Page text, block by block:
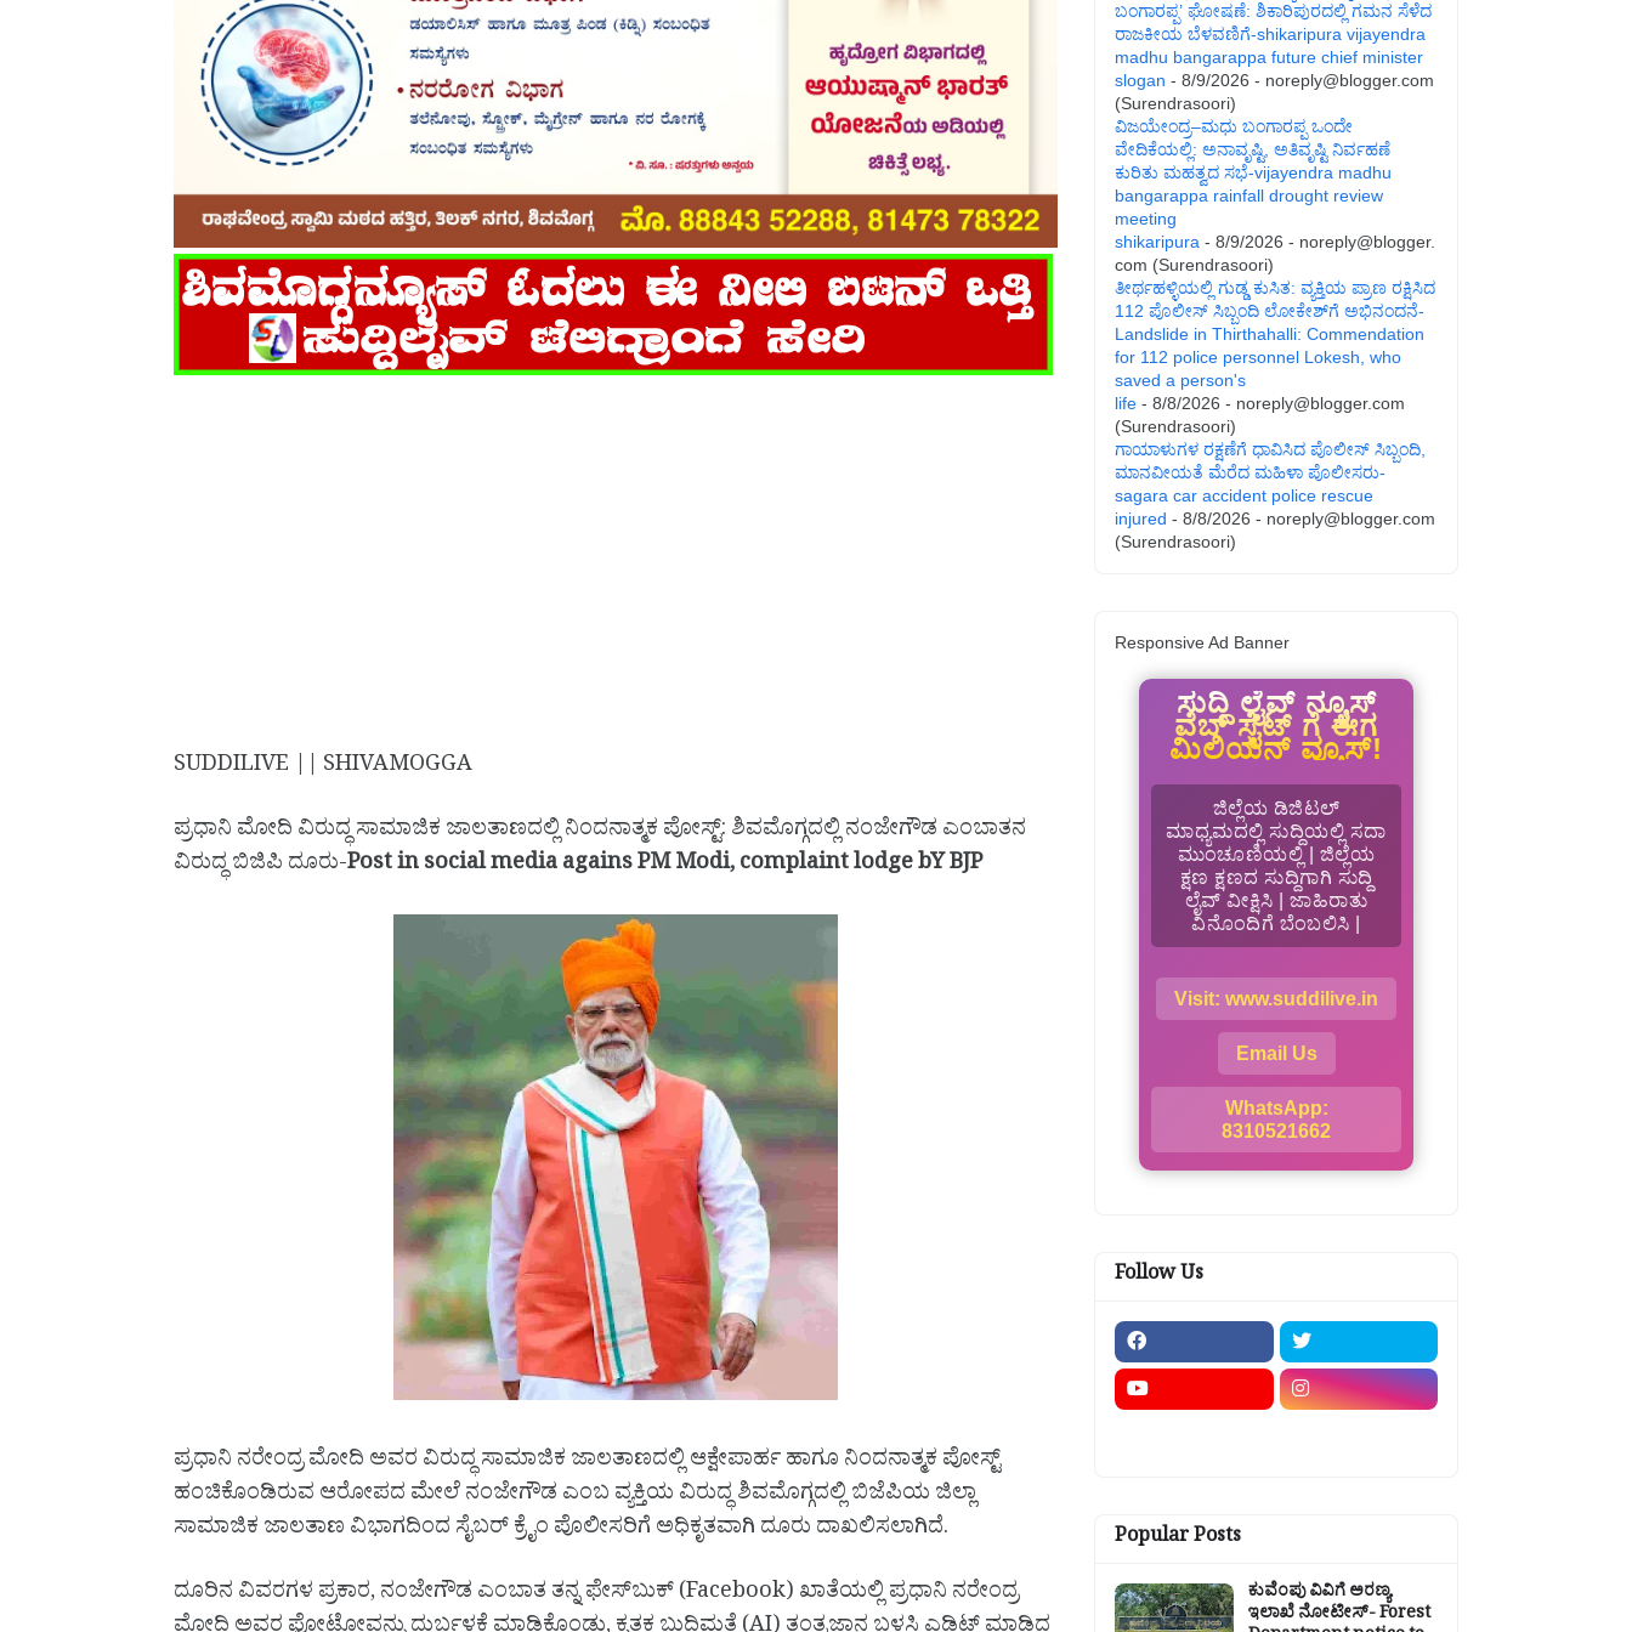
SUDDILIVE || SHIVAMOGGA
ಪ್ರಧಾನಿ ಮೋದಿ ವಿರುದ್ಧ ಸಾಮಾಜಿಕ ಜಾಲತಾಣದಲ್ಲಿ ನಿಂದನಾತ್ಮಕ ಪೋಸ್ಟ್‌: ಶಿವಮೊಗ್ಗದಲ್ಲಿ ನಂಜೇಗೌಡ ಎಂಬಾತನ
ವಿರುದ್ಧ ಬಿಜಿಪಿ ದೂರು-Post in social media agains PM Modi, complaint lodge bY BJP
ಪ್ರಧಾನಿ ನರೇಂದ್ರ ಮೋದಿ ಅವರ ವಿರುದ್ಧ ಸಾಮಾಜಿಕ ಜಾಲತಾಣದಲ್ಲಿ ಆಕ್ಷೇಪಾರ್ಹ ಹಾಗೂ ನಿಂದನಾತ್ಮಕ ಪೋಸ್ಟ್
ಹಂಚಿಕೊಂಡಿರುವ ಆರೋಪದ ಮೇಲೆ ನಂಜೇಗೌಡ ಎಂಬ ವ್ಯಕ್ತಿಯ ವಿರುದ್ಧ ಶಿವಮೊಗ್ಗದಲ್ಲಿ ಬಿಜೆಪಿಯ ಜಿಲ್ಲಾ
ಸಾಮಾಜಿಕ ಜಾಲತಾಣ ವಿಭಾಗದಿಂದ ಸೈಬರ್ ಕ್ರೈಂ ಪೊಲೀಸರಿಗೆ ಅಧಿಕೃತವಾಗಿ ದೂರು ದಾಖಲಿಸಲಾಗಿದೆ.
ದೂರಿನ ವಿವರಗಳ ಪ್ರಕಾರ, ನಂಜೇಗೌಡ ಎಂಬಾತ ತನ್ನ ಫೇಸ್‌ಬುಕ್ (Facebook) ಖಾತೆಯಲ್ಲಿ ಪ್ರಧಾನಿ ನರೇಂದ್ರ
ಬಂಗಾರಪ್ಪ’ ಘೋಷಣೆ: ಶಿಕಾರಿಪುರದಲ್ಲಿ ಗಮನ ಸೆಳೆದ
ರಾಜಕೀಯ ಬೆಳವಣಿಗೆ-shikaripura vijayendra
madhu bangarappa future chief minister
slogan - 8/9/2026 - noreply@blogger.com
(Surendrasoori)
ವಿಜಯೇಂದ್ರ–ಮಧು ಬಂಗಾರಪ್ಪ ಒಂದೇ
ವೇದಿಕೆಯಲ್ಲಿ: ಅನಾವೃಷ್ಟಿ, ಅತಿವೃಷ್ಟಿ ನಿರ್ವಹಣೆ
ಕುರಿತು ಮಹತ್ವದ ಸಭೆ-vijayendra madhu
bangarappa rainfall drought review
meeting
shikaripura - 8/9/2026 - noreply@blogger.
com (Surendrasoori)
ತೀರ್ಥಹಳ್ಳಿಯಲ್ಲಿ ಗುಡ್ಡ ಕುಸಿತ: ವ್ಯಕ್ತಿಯ ಪ್ರಾಣ ರಕ್ಷಿಸಿದ
112 ಪೊಲೀಸ್ ಸಿಬ್ಬಂದಿ ಲೋಕೇಶ್‌ಗೆ ಅಭಿನಂದನೆ-
Landslide in Thirthahalli: Commendation
for 112 police personnel Lokesh, who
saved a person's
life - 8/8/2026 - noreply@blogger.com
(Surendrasoori)
ಗಾಯಾಳುಗಳ ರಕ್ಷಣೆಗೆ ಧಾವಿಸಿದ ಪೊಲೀಸ್ ಸಿಬ್ಬಂದಿ,
ಮಾನವೀಯತೆ ಮೆರೆದ ಮಹಿಳಾ ಪೊಲೀಸರು-
sagara car accident police rescue
injured - 8/8/2026 - noreply@blogger.com
(Surendrasoori)
Responsive Ad Banner
ಸುದ್ದಿ ಲೈವ್ ನ್ಯೂಸ್
ವೆಬ್ ಸೈಟ್ ಗೆ ಈಗ
ಮಿಲಿಯನ್ ವ್ಯೂಸ್!
ಜಿಲ್ಲೆಯ ಡಿಜಿಟಲ್
ಮಾಧ್ಯಮದಲ್ಲಿ ಸುದ್ದಿಯಲ್ಲಿ ಸದಾ
ಮುಂಚೂಣಿಯಲ್ಲಿ | ಜಿಲ್ಲೆಯ
ಕ್ಷಣ ಕ್ಷಣದ ಸುದ್ದಿಗಾಗಿ ಸುದ್ದಿ
ಲೈವ್ ವೀಕ್ಷಿಸಿ | ಜಾಹಿರಾತು
ವಿನೊಂದಿಗೆ ಬೆಂಬಲಿಸಿ |
Visit: www.suddilive.in
Email Us
WhatsApp:
8310521662
Follow Us
Popular Posts
ಕುವೆಂಪು ವಿವಿಗೆ ಅರಣ್ಯ
ಇಲಾಖೆ ನೋಟೀಸ್- Forest